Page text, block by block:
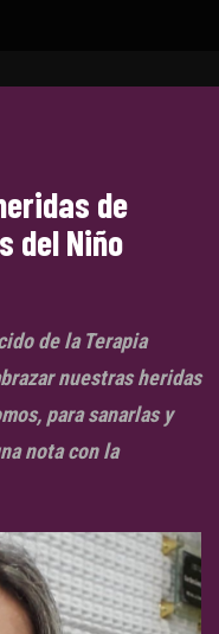
de
del Niño
de la Terapia
nuestras heridas
para sanarlas y
nota con la